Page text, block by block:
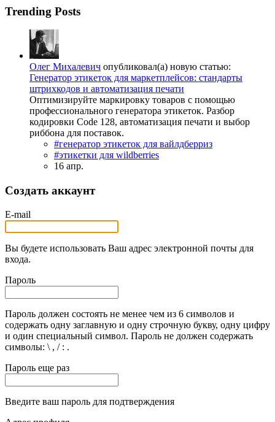
Trending Posts
Олег Михалевич опубликовал(а) новую статью:
Генератор этикеток для маркетплейсов: стандарты
штрихкодов и автоматизация печати
Оптимизируйте маркировку товаров с помощью
профессионального генератора этикеток. Разбор
кодировки Code 128, автоматизация печати и выбор
риббона для поставок.
#генератор этикеток для вайлдберриз
#этикетки для wildberries
16 апр.
Создать аккаунт
E-mail
Вы будете использовать Ваш адрес электронной почты для
входа.
Пароль
Пароль должен состоять не менее чем из 6 символов и
содержать одну заглавную и одну строчную букву, одну цифру
и один специальный символ. Пароль не должен содержать
символы: \ , / : .
Пароль еще раз
Введите ваш пароль для подтверждения